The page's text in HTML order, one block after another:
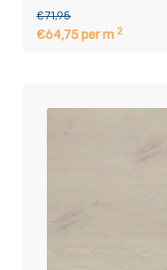
€71,95
€64,75 per m 2